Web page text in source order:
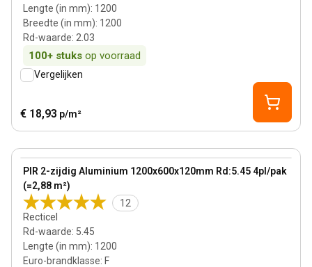
Lengte (in mm): 1200
Breedte (in mm): 1200
Rd-waarde: 2.03
100+ stuks op voorraad
Vergelijken
€ 18,93 p/m²
PIR 2-zijdig Aluminium 1200x600x120mm Rd:5.45 4pl/pak
(=2,88 m²)
12
Recticel
Rd-waarde: 5.45
Lengte (in mm): 1200
Euro-brandklasse: F
View product